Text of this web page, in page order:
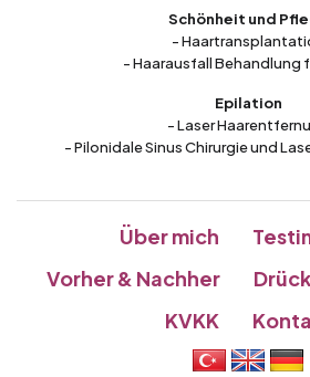
Schönheit und
-
- Haarausfall Behandlung
Epilation
- Laser
- Pilonidale Sinus Chirurgie und
Über mich
Vorher & Nachher
KVKK